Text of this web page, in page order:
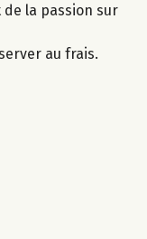
la passion sur
au frais.